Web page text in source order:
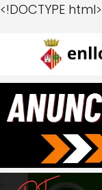
<!DOCTYPE html>